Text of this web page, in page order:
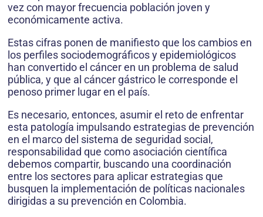
vez con mayor frecuencia población joven y
económicamente activa.
Estas cifras ponen de manifiesto que los cambios en
los perfiles sociodemográficos y epidemiológicos
han convertido el cáncer en un problema de salud
pública, y que al cáncer gástrico le corresponde el
penoso primer lugar en el país.
Es necesario, entonces, asumir el reto de enfrentar
esta patología impulsando estrategias de prevención
en el marco del sistema de seguridad social,
responsabilidad que como asociación científica
debemos compartir, buscando una coordinación
entre los sectores para aplicar estrategias que
busquen la implementación de políticas nacionales
dirigidas a su prevención en Colombia.